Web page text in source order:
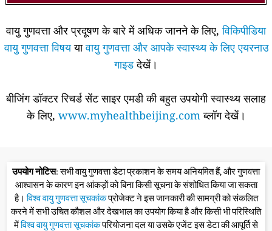
वायु गुणवत्ता और प्रदूषण के बारे में अधिक जानने के लिए,विकिपीडिया
वायु गुणवत्ता विषययावायु गुणवत्ता और आपके स्वास्थ्य के लिए एयरनाउ
गाइडदेखें।
बीजिंग डॉक्टर रिचर्ड सेंट साइर एमडी की बहुत उपयोगी स्वास्थ्य सलाह
के लिए, www.myhealthbeijing.comब्लॉग देखें।
उपयोग नोटिस: सभी वायु गुणवत्ता डेटा प्रकाशन के समय अनियमित हैं, और गुणवत्ता
आश्वासन के कारण इन आंकड़ों को बिना किसी सूचना के संशोधित किया जा सकता
है।विश्व वायु गुणवत्ता सूचकांकप्रोजेक्ट ने इस जानकारी की सामग्री को संकलित
करने में सभी उचित कौशल और देखभाल का उपयोग किया है और किसी भी परिस्थिति
मेंविश्व वायु गुणवत्ता सूचकांकपरियोजना दल या उसके एजेंट इस डेटा की आपूर्ति से